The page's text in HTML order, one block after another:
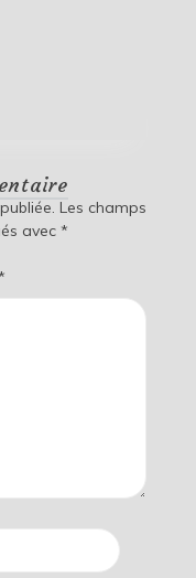
Les champs
avec *